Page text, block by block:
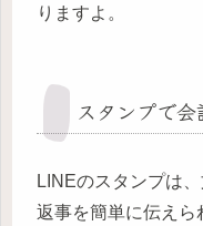
りますよ。
スタンプで
LINEのスタンプは
返事を簡単に伝えら